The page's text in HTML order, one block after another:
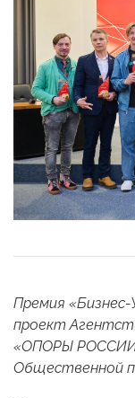
Премия
проект
«ОПОРЫ
Общественной